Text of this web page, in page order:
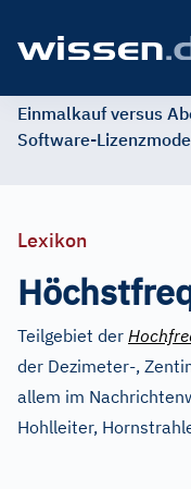
Einmalkauf versus
Software-
Lexikon
Teilgebiet der
der Dezimeter-,
allem im
Hohlleiter,